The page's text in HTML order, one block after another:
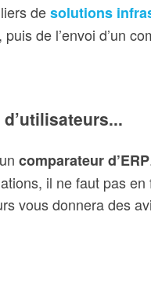
desolutions
de l’envoi d’un
comparateur d’ERP
il ne faut pas
vous donnera des